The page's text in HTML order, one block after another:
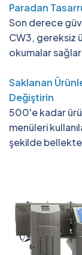
Paradan
Son derece
CW3, gereksiz
okumalar
Saklanan
Değiştirin
500'e kadar
menüleri
şekilde bellekte